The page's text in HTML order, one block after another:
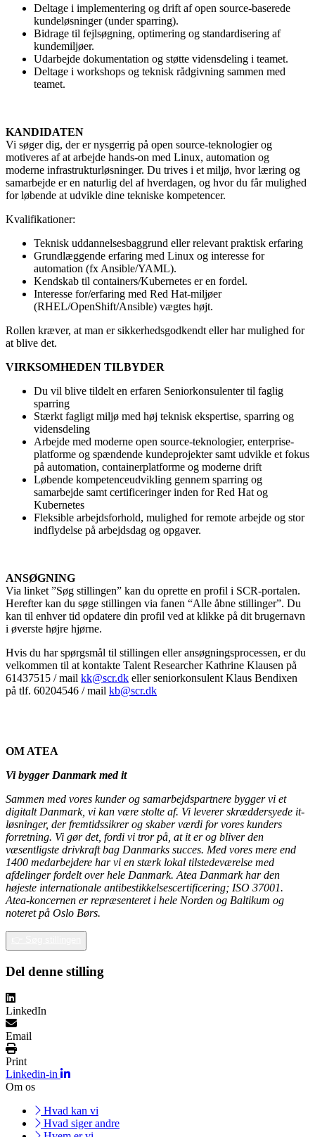
Deltage i implementering og drift af open source‑baserede
kundeløsninger (under sparring).
Bidrage til fejlsøgning, optimering og standardisering af
kundemiljøer.
Udarbejde dokumentation og støtte vidensdeling i teamet.
Deltage i workshops og teknisk rådgivning sammen med
teamet.
KANDIDATEN
Vi søger dig, der er nysgerrig på open source-teknologier og
motiveres af at arbejde hands-on med Linux, automation og
moderne infrastrukturløsninger. Du trives i et miljø, hvor læring og
samarbejde er en naturlig del af hverdagen, og hvor du får mulighed
for løbende at udvikle dine tekniske kompetencer.
Kvalifikationer:
Teknisk uddannelsesbaggrund eller relevant praktisk erfaring
Grundlæggende erfaring med Linux og interesse for
automation (fx Ansible/YAML).
Kendskab til containers/Kubernetes er en fordel.
Interesse for/erfaring med Red Hat‑miljøer
(RHEL/OpenShift/Ansible) vægtes højt.
Rollen kræver, at man er sikkerhedsgodkendt eller har mulighed for
at blive det.
VIRKSOMHEDEN TILBYDER
Du vil blive tildelt en erfaren Seniorkonsulenter til faglig
sparring
Stærkt fagligt miljø med høj teknisk ekspertise, sparring og
vidensdeling
Arbejde med moderne open source-teknologier, enterprise-
platforme og spændende kundeprojekter samt udvikle et fokus
på automation, containerplatforme og moderne drift
Løbende kompetenceudvikling gennem sparring og
samarbejde samt certificeringer inden for Red Hat og
Kubernetes
Fleksible arbejdsforhold, mulighed for remote arbejde og stor
indflydelse på arbejdsdag og opgaver.
ANSØGNING
Via linket ”Søg stillingen” kan du oprette en profil i SCR-portalen.
Herefter kan du søge stillingen via fanen “Alle åbne stillinger”. Du
kan til enhver tid opdatere din profil ved at klikke på dit brugernavn
i øverste højre hjørne.
Hvis du har spørgsmål til stillingen eller ansøgningsprocessen, er du
velkommen til at kontakte Talent Researcher Kathrine Klausen på
61437515 / mail kk@scr.dk eller seniorkonsulent Klaus Bendixen
på tlf. 60204546 / mail kb@scr.dk
OM ATEA
Vi bygger Danmark med it
Sammen med vores kunder og samarbejdspartnere bygger vi et
digitalt Danmark, vi kan være stolte af. Vi leverer skræddersyede it-
løsninger, der fremtidssikrer og skaber værdi for vores kunders
forretning. Vi gør det, fordi vi tror på, at it er og bliver den
væsentligste drivkraft bag Danmarks succes. Med vores mere end
1400 medarbejdere har vi en stærk lokal tilstedeværelse med
afdelinger fordelt over hele Danmark. Atea Danmark har den
højeste internationale antibestikkelsescertificering; ISO 37001.
Atea-koncernen er repræsenteret i hele Norden og Baltikum og
noteret på Oslo Børs.
Del denne stilling
LinkedIn
Email
Print
Linkedin-in
Om os
Hvad kan vi
Hvad siger andre